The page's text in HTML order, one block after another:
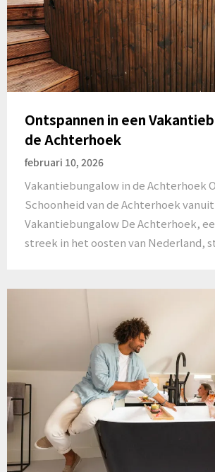
Ontspannen in een
de Achterhoek
februari 10, 2026
Vakantiebungalow in de Achterhoek
Schoonheid van de Achterhoek
Vakantiebungalow De Achterhoek,
streek in het oosten van Nederland,